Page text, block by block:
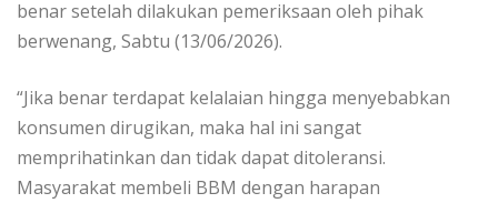
benar setelah dilakukan pemeriksaan oleh pihak
berwenang, Sabtu (13/06/2026).
“Jika benar terdapat kelalaian hingga menyebabkan
konsumen dirugikan, maka hal ini sangat
memprihatinkan dan tidak dapat ditoleransi.
Masyarakat membeli BBM dengan harapan